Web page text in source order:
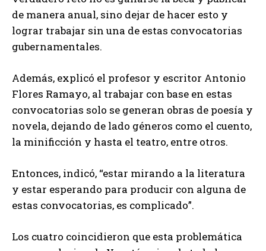
de manera anual, sino dejar de hacer esto y
lograr trabajar sin una de estas convocatorias
gubernamentales.
Además, explicó el profesor y escritor Antonio
Flores Ramayo, al trabajar con base en estas
convocatorias solo se generan obras de poesía y
novela, dejando de lado géneros como el cuento,
la minificción y hasta el teatro, entre otros.
Entonces, indicó, “estar mirando a la literatura
y estar esperando para producir con alguna de
estas convocatorias, es complicado”.
Los cuatro coincidieron que esta problemática